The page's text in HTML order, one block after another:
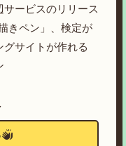
ービスのリリース
きペン」、検定が
サイトが作れる